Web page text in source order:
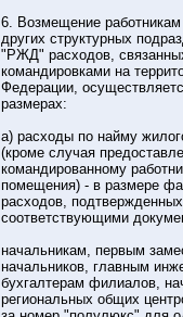
6. Возмещение
других структурных
"РЖД" расходов,
командировками на
Федерации,
размерах:
а) расходы по найму
(кроме случая
командированному
помещения) - в размере
расходов, подтвержденных
соответствующими
начальникам, первым
начальников, главным
бухгалтерам филиалов,
региональных общих